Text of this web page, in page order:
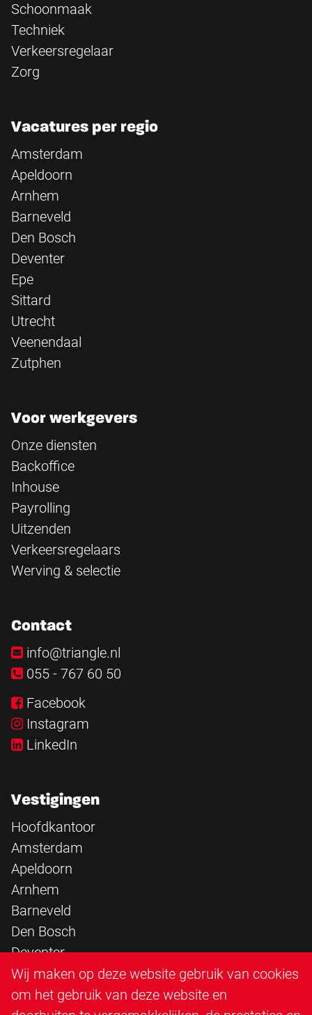
Schoonmaak
Techniek
Verkeersregelaar
Zorg
Vacatures per regio
Amsterdam
Apeldoorn
Arnhem
Barneveld
Den Bosch
Deventer
Epe
Sittard
Utrecht
Veenendaal
Zutphen
Voor werkgevers
Onze diensten
Backoffice
Inhouse
Payrolling
Uitzenden
Verkeersregelaars
Werving & selectie
Contact
info@triangle.nl
055 - 767 60 50
Facebook
Instagram
LinkedIn
Vestigingen
Hoofdkantoor
Amsterdam
Apeldoorn
Arnhem
Barneveld
Den Bosch
Deventer
Epe
Sittard
Wij maken op deze website gebruik van cookies
om het gebruik van deze website en